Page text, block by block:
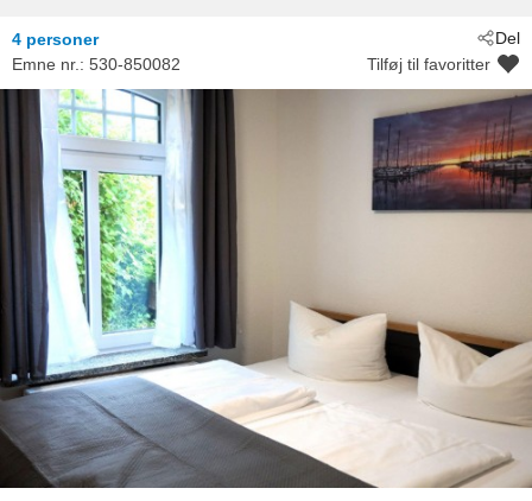
Del
4 personer
Emne nr.: 530-850082 Tilføj til favoritter